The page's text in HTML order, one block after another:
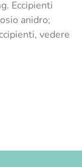
Eccipienti
anidro;
vedere